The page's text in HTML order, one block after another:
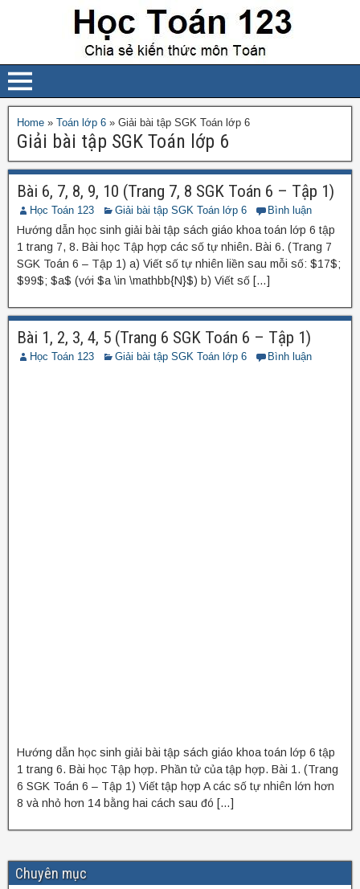
Home » Toán lớp 6 » Giải bài tập SGK Toán lớp 6
Giải bài tập SGK Toán lớp 6
Bài 6, 7, 8, 9, 10 (Trang 7, 8 SGK Toán 6 – Tập 1)
Học Toán 123 Giải bài tập SGK Toán lớp 6 Bình luận
Hướng dẫn học sinh giải bài tập sách giáo khoa toán lớp 6 tập
1 trang 7, 8. Bài học Tập hợp các số tự nhiên. Bài 6. (Trang 7
SGK Toán 6 – Tập 1) a) Viết số tự nhiên liền sau mỗi số: $17$;
$99$; $a$ (với $a \in \mathbb{N}$) b) Viết số […]
Bài 1, 2, 3, 4, 5 (Trang 6 SGK Toán 6 – Tập 1)
Học Toán 123 Giải bài tập SGK Toán lớp 6 Bình luận
Hướng dẫn học sinh giải bài tập sách giáo khoa toán lớp 6 tập
1 trang 6. Bài học Tập hợp. Phần tử của tập hợp. Bài 1. (Trang
6 SGK Toán 6 – Tập 1) Viết tập hợp A các số tự nhiên lớn hơn
8 và nhỏ hơn 14 bằng hai cách sau đó […]
Chuyên mục